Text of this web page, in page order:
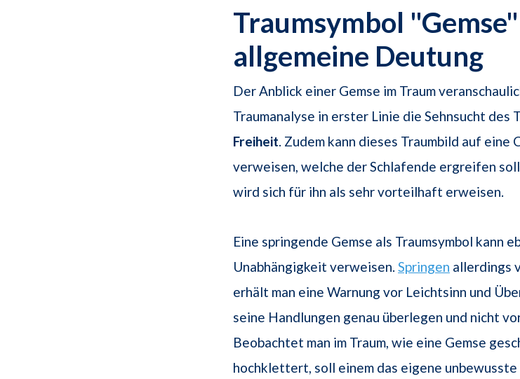
Traumsymbol
allgemeine Deutung
Der Anblick einer Gemse im Traum
Traumanalyse in erster Linie die Sehnsucht des
Freiheit. Zudem kann dieses Traumbild auf eine
verweisen, welche der Schlafende ergreifen
wird sich für ihn als sehr vorteilhaft erweisen.
Eine springende Gemse als Traumsymbol kann
Unabhängigkeit verweisen. Springen allerdings
erhält man eine Warnung vor Leichtsinn und
seine Handlungen genau überlegen und nicht
Beobachtet man im Traum, wie eine Gemse
hochklettert, soll einem das eigene unbewusste